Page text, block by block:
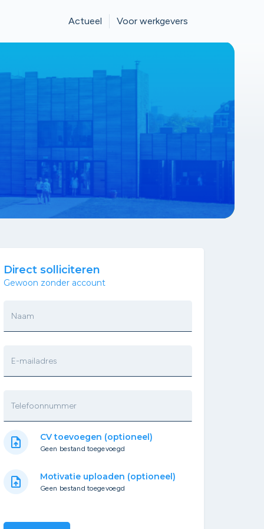
Actueel Voor werkgevers
Direct solliciteren
Gewoon zonder account
Naam
E-mailadres
Telefoonnummer
upload_file CV toevoegen (optioneel)
Geen bestand toegevoegd
upload_file Motivatie uploaden (optioneel)
Geen bestand toegevoegd